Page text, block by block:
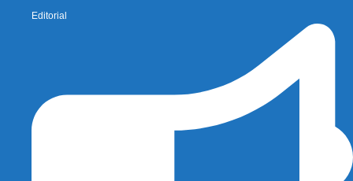
Editorial